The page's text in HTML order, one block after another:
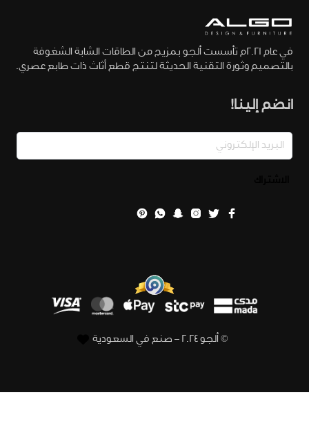
في عام 2021م تأسست ألجو بمزيج من الطاقات الشابة الشغوفة
بالتصميم وثورة التقنية الحديثة لتنتج قطع أثاث ذات طابع عصري.
انضم إلينا!
© ألجو 2024 – صنع في السعودية